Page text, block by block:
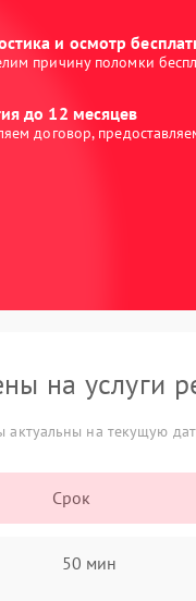
и осмотр
причину поломки
до 12 месяцев
договор,
на услуги
актуальны на текущую
Срок
50 мин